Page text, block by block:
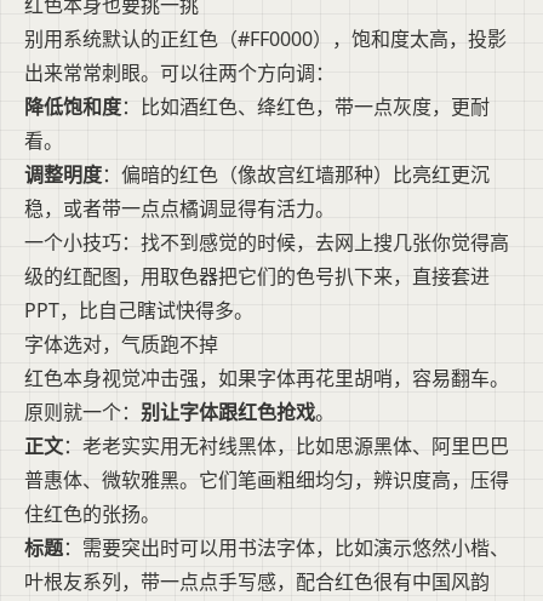
别用系统默认的正红色（#FF0000），饱和度太高，投影
出来常常刺眼。可以往两个方向调：
降低饱和度：比如酒红色、绛红色，带一点灰度，更耐
看。
调整明度：偏暗的红色（像故宫红墙那种）比亮红更沉
稳，或者带一点点橘调显得有活力。
一个小技巧：找不到感觉的时候，去网上搜几张你觉得高
级的红配图，用取色器把它们的色号扒下来，直接套进
PPT，比自己瞎试快得多。
字体选对，气质跑不掉
红色本身视觉冲击强，如果字体再花里胡哨，容易翻车。
原则就一个： 别让字体跟红色抢戏。
正文：老老实实用无衬线黑体，比如思源黑体、阿里巴巴
普惠体、微软雅黑。它们笔画粗细均匀，辨识度高，压得
住红色的张扬。
标题：需要突出时可以用书法字体，比如演示悠然小楷、
叶根友系列，带一点点手写感，配合红色很有中国风韵